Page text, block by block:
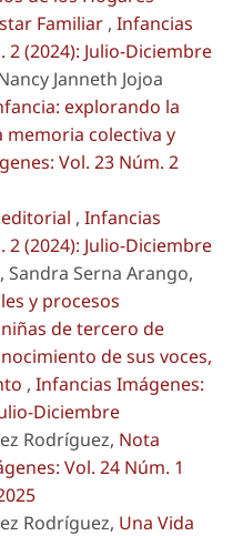
Familiar , Infancias
(2024): Julio-Diciembre
Janneth Jojoa
explorando la
memoria colectiva y
Vol. 23 Núm. 2
, Infancias
(2024): Julio-Diciembre
Serna Arango,
y procesos
de tercero de
de sus voces,
, Infancias Imágenes:
Diciembre
Rodríguez, Nota
Vol. 24 Núm. 1
Rodríguez, Una Vida